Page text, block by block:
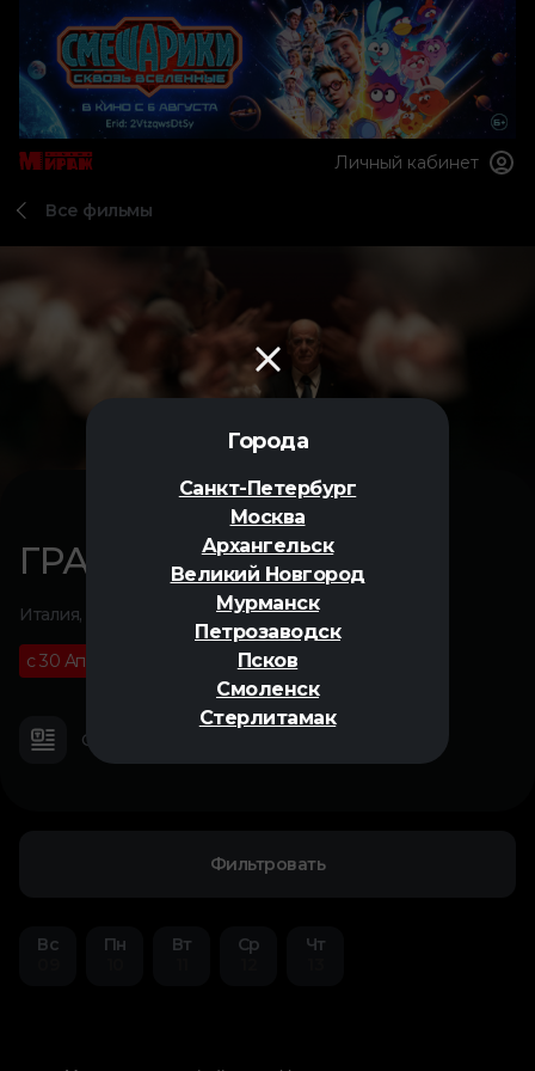
Города
Санкт-Петербург
Москва
Архангельск
Великий Новгород
Мурманск
Петрозаводск
Псков
Смоленск
Стерлитамак
Личный кабинет
Все фильмы
ГРАЦИЯ
Италия, 2025
с 30 Апреля 02 ч 12 м
О фильме
Фильтровать
Вс
Пн
Вт
Ср
Чт